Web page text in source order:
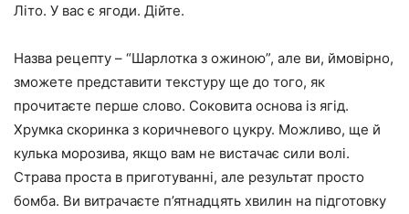
Літо. У вас є ягоди. Дійте.
Назва рецепту – “Шарлотка з ожиною”, але ви, ймовірно,
зможете представити текстуру ще до того, як
прочитаєте перше слово. Соковита основа із ягід.
Хрумка скоринка з коричневого цукру. Можливо, ще й
кулька морозива, якщо вам не вистачає сили волі.
Страва проста в приготуванні, але результат просто
бомба. Ви витрачаєте п’ятнадцять хвилин на підготовку